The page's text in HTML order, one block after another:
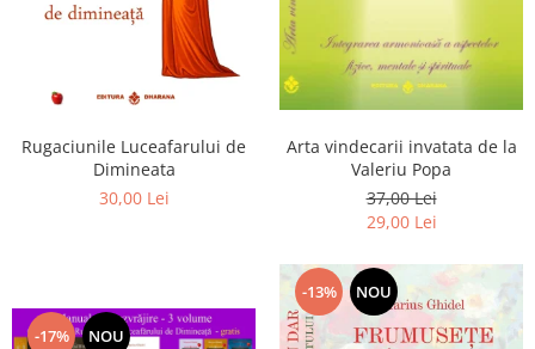
Rugaciunile Luceafarului de
Dimineata
30,00 Lei
Arta vindecarii invatata de la
Valeriu Popa
37,00 Lei
29,00 Lei
-17% NOU
-13% NOU